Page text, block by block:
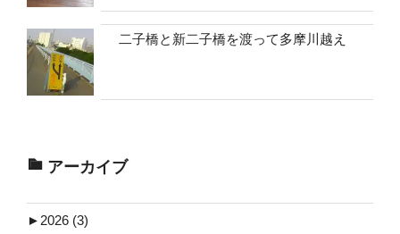
二子橋と新二子橋を渡って多摩川越え
アーカイブ
► 2026 (3)